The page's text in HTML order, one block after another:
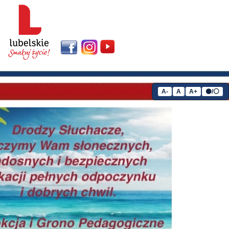
A- A A+ ⚫/⚪